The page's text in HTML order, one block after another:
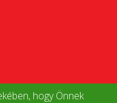
hogy Önnek